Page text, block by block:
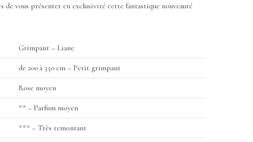
de vous présenter en exclusivité cette fantastique nouveauté
Grimpant – Liane
de 200 à 350 cm – Petit grimpant
Rose moyen
** – Parfum moyen
*** – Très remontant